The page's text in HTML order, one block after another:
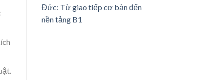
Đức: Từ giao tiếp cơ bản đến
nền tảng B1